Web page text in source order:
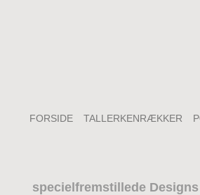
FORSIDE TALLERKENRÆKKER
specielfremstillede Designs